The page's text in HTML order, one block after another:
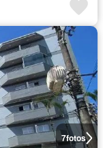
7fotos